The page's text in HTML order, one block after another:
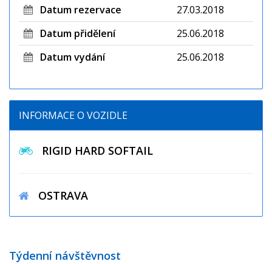
Datum rezervace
27.03.2018
Datum přidělení
25.06.2018
Datum vydání
25.06.2018
INFORMACE O VOZIDLE
RIGID HARD SOFTAIL
OSTRAVA
Týdenní návštěvnost